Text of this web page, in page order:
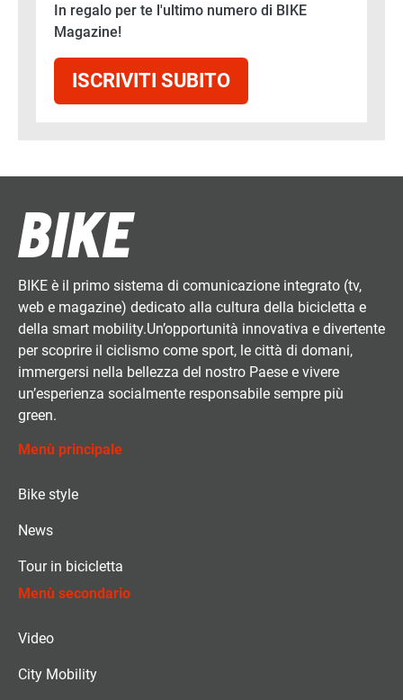
In regalo per te l'ultimo numero di BIKE
Magazine!
ISCRIVITI SUBITO
BIKE è il primo sistema di comunicazione integrato (tv,
web e magazine) dedicato alla cultura della bicicletta e
della smart mobility.Un’opportunità innovativa e divertente
per scoprire il ciclismo come sport, le città di domani,
immergersi nella bellezza del nostro Paese e vivere
un’esperienza socialmente responsabile sempre più
green.
Menù principale
Bike style
News
Tour in bicicletta
Menù secondario
Video
City Mobility